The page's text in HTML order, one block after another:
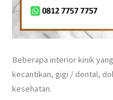
Beberapa interior kinik
kecantikan, gigi / dental,
kesehatan.